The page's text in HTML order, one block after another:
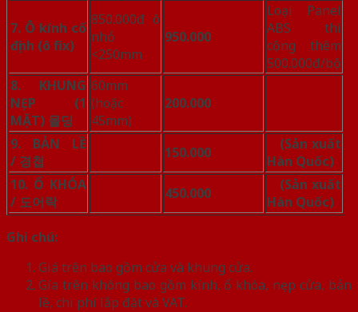
7. Ô kính cố
định (ô fix)
850.000đ ô
nhỏ
<250mm
950.000
Loại Panel
ABS thì
cộng thêm
500.000đ/bộ
8. KHUNG
NẸP (1
MẶT) 몰딩
60mm
(hoặc
45mm)
200.000
9. BẢN LỀ
/ 경첩 150.000
(Sản xuất
Hàn Quốc)
10. Ổ KHÓA
/ 도어락 450.000
(Sản xuất
Hàn Quốc)
Ghi chú:
Giá trên bao gồm cửa và khung cửa.
Gía trên không bao gồm kính, ổ khóa, nẹp cửa, bản
lề, chi phí lắp đặt và VAT.